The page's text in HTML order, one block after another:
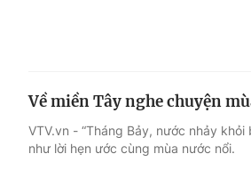
Về miền Tây nghe chuyện
VTV.vn - “Tháng Bảy, nước nhảy
như lời hẹn ước cùng mùa nước nổi.